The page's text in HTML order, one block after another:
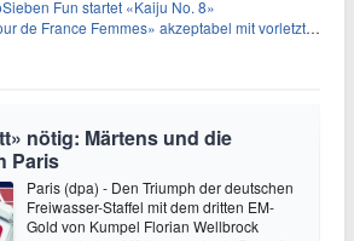
Fun startet «Kaiju No. 8»
de France Femmes» akzeptabel mit vorletzter Etappe
nötig: Märtens und die
Paris
Paris (dpa) - Den Triumph der deutschen
Freiwasser-Staffel mit dem dritten EM-
Gold von Kumpel Florian Wellbrock